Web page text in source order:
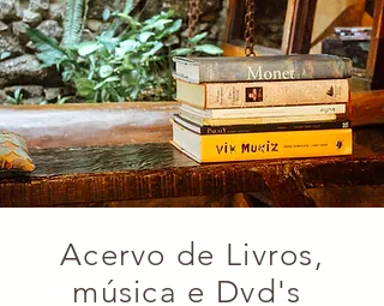
Acervo de Livros,
música e Dvd's